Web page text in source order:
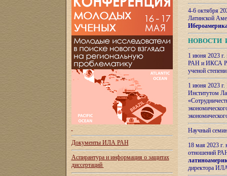
Документы ИЛА РАН
Аспирантура и информация о защитах
диссертаций
4-6 октября
Латинской
НОВОСТИ
1 июня 2023
РАН и ИКСА
ученой
1 июня 2023
Институтом
Научный
18 мая 2023
отношений
директора